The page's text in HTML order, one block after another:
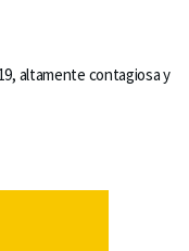
altamente contagiosa y